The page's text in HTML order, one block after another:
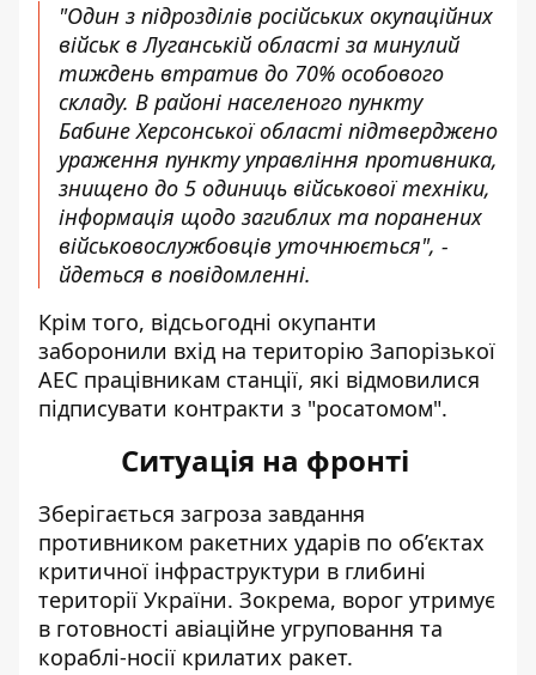
"Один з підрозділів російських окупаційних
військ в Луганській області за минулий
тиждень втратив до 70% особового
складу. В районі населеного пункту
Бабине Херсонської області підтверджено
ураження пункту управління противника,
знищено до 5 одиниць військової техніки,
інформація щодо загиблих та поранених
військовослужбовців уточнюється", -
йдеться в повідомленні.
Крім того, відсьогодні окупанти
заборонили вхід на територію Запорізької
АЕС працівникам станції, які відмовилися
підписувати контракти з "росатомом".
Ситуація на фронті
Зберігається загроза завдання
противником ракетних ударів по об’єктах
критичної інфраструктури в глибині
території України. Зокрема, ворог утримує
в готовності авіаційне угруповання та
кораблі-носії крилатих ракет.